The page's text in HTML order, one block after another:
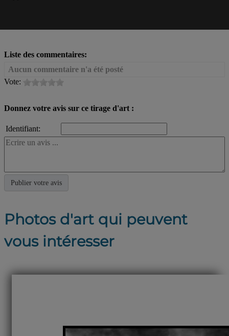
Liste des commentaires:
Aucun commentaire n'a été posté
Vote:
Donnez votre avis sur ce tirage d'art :
Identifiant:
Photos d'art qui peuvent
vous intéresser